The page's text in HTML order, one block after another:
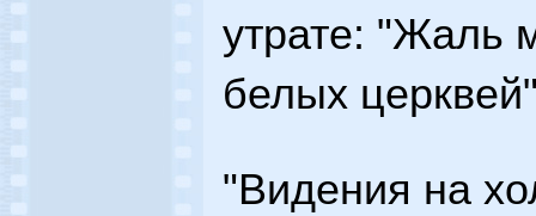
утрате: "Жаль
белых
"Видения на